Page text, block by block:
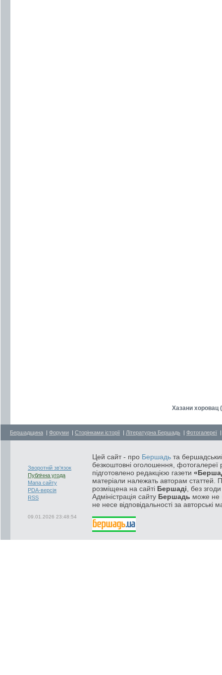
Хазани
Бершадщина | Форуми | Сторінками історії | Літературна Бершадь | Фотогалереї
Зворотній зв'язок
Публічна угода
Мапа сайту
PDA-версія
RSS
09.01.2026 23:48:54
Цей сайт - про Бершадь та
безкоштовні оголошення, фотогалереї
підготовлено редакцією газети
матеріали належать авторам статтей.
розміщена на сайті Бершаді , без
Адміністрація сайту Бершадь може не
не несе відповідальності за авторські